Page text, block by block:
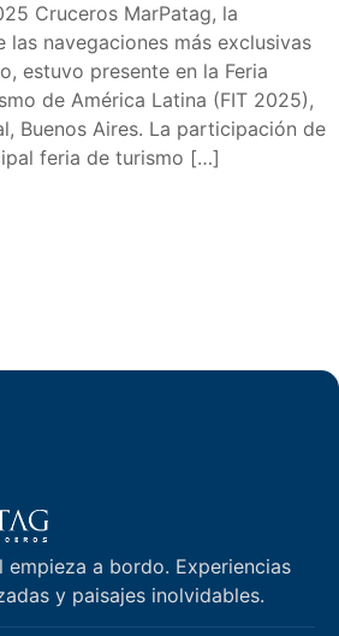
Cruceros MarPatag, la
las navegaciones más exclusivas
estuvo presente en la Feria
de América Latina (FIT 2025),
Buenos Aires. La participación de
feria de turismo […]
empieza a bordo. Experiencias
y paisajes inolvidables.